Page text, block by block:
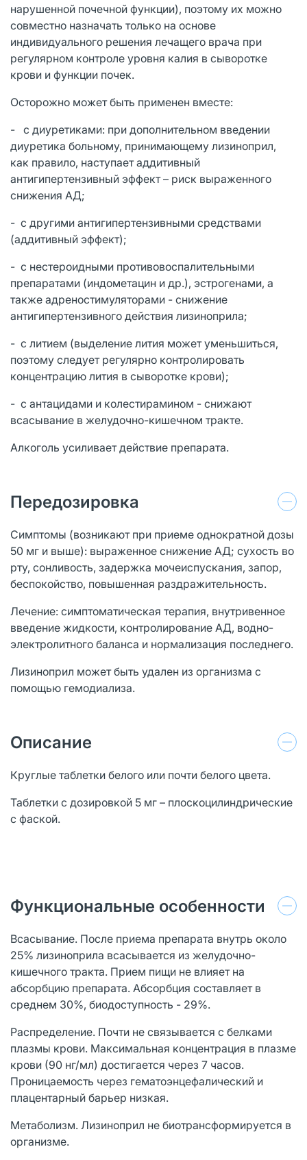
нарушенной почечной функции), поэтому их можно
совместно назначать только на основе
индивидуального решения лечащего врача при
регулярном контроле уровня калия в сыворотке
крови и функции почек.
Осторожно может быть применен вместе:
- с диуретиками: при дополнительном введении
диуретика больному, принимающему лизиноприл,
как правило, наступает аддитивный
антигипертензивный эффект – риск выраженного
снижения АД;
- с другими антигипертензивными средствами
(аддитивный эффект);
- с нестероидными противовоспалительными
препаратами (индометацин и др.), эстрогенами, а
также адреностимуляторами - снижение
антигипертензивного действия лизиноприла;
- с литием (выделение лития может уменьшиться,
поэтому следует регулярно контролировать
концентрацию лития в сыворотке крови);
- с антацидами и колестирамином - снижают
всасывание в желудочно-кишечном тракте.
Алкоголь усиливает действие препарата.
Передозировка
Симптомы (возникают при приеме однократной дозы
50 мг и выше): выраженное снижение АД; сухость во
рту, сонливость, задержка мочеиспускания, запор,
беспокойство, повышенная раздражительность.
Лечение: симптоматическая терапия, внутривенное
введение жидкости, контролирование АД, водно-
электролитного баланса и нормализация последнего.
Лизиноприл может быть удален из организма с
помощью гемодиализа.
Описание
Круглые таблетки белого или почти белого цвета.
Таблетки с дозировкой 5 мг – плоскоцилиндрические
с фаской.
Функциональные особенности
Всасывание. После приема препарата внутрь около
25% лизиноприла всасывается из желудочно-
кишечного тракта. Прием пищи не влияет на
абсорбцию препарата. Абсорбция составляет в
среднем 30%, биодоступность - 29%.
Распределение. Почти не связывается с белками
плазмы крови. Максимальная концентрация в плазме
крови (90 нг/мл) достигается через 7 часов.
Проницаемость через гематоэнцефалический и
плацентарный барьер низкая.
Метаболизм. Лизиноприл не биотрансформируется в
организме.